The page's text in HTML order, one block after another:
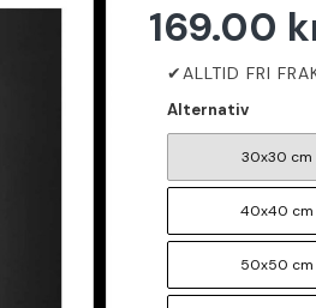
169.00
Alternativ
30x30 cm
40x40 cm
50x50 cm